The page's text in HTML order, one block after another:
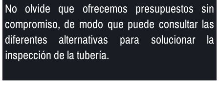
No olvide que ofrecemos presupuestos sin
compromiso, de modo que puede consultar las
diferentes alternativas para solucionar la
inspección de la tuberí­a.